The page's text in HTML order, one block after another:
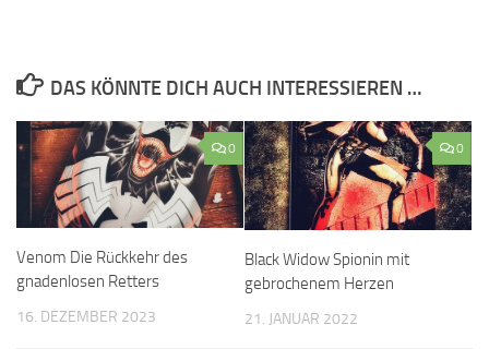
DAS KÖNNTE DICH AUCH INTERESSIEREN …
0
Venom Die Rückkehr des
gnadenlosen Retters
16. DEZEMBER 2023
0
Black Widow Spionin mit
gebrochenem Herzen
21. JANUAR 2022